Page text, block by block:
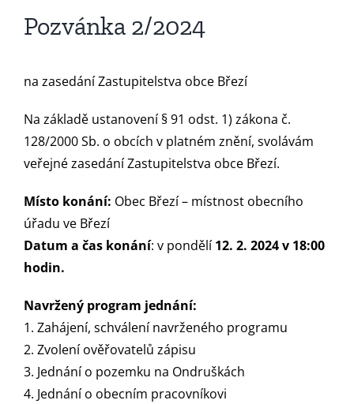
Pozvánka 2/2024
na zasedání Zastupitelstva obce Březí
Na základě ustanovení § 91 odst. 1) zákona č.
128/2000 Sb. o obcích v platném znění, svolávám
veřejné zasedání Zastupitelstva obce Březí.
Místo konání: Obec Březí – místnost obecního
úřadu ve Březí
Datum a čas konání: v pondělí12. 2. 2024 v 18:00
hodin.
Navržený program jednání:
1. Zahájení, schválení navrženého programu
2. Zvolení ověřovatelů zápisu
3. Jednání o pozemku na Ondruškách
4. Jednání o obecním pracovníkovi